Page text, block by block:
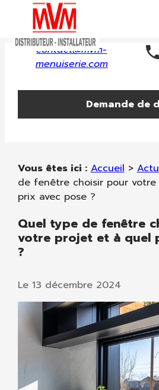
contact@mvm-
menuiserie.com
Demande de
Vous êtes ici : Accueil>
de fenêtre choisir pour
prix avec pose ?
Quel type de fenêtre
votre projet et à quel
?
Le 13 décembre 2024
Panneau de gestion des cookies